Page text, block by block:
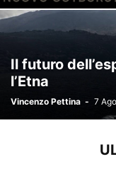
Il futuro
l’Etna
Vincenzo Pettina - 7